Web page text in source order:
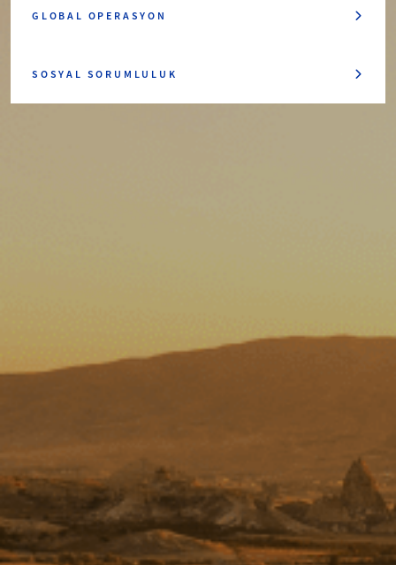
GLOBAL OPERASYON
SOSYAL SORUMLULUK